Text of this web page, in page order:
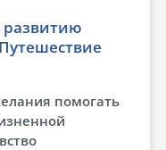
развитию
помогать